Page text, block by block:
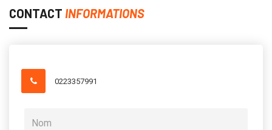
CONTACT INFORMATIONS
0223357991